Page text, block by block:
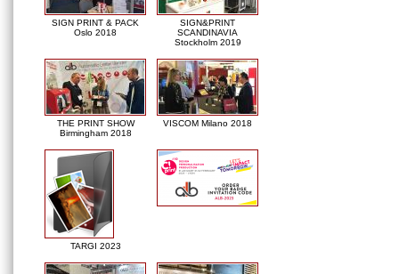
SIGN PRINT & PACK
Oslo 2018
SIGN&PRINT
SCANDINAVIA
Stockholm 2019
THE PRINT SHOW
Birmingham 2018
VISCOM Milano 2018
TARGI 2023